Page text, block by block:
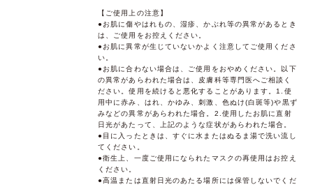
【ご使用上の注意】
●お肌に傷やはれもの、湿疹、かぶれ等の異常があるとき
は、ご使用をお控えください。
●お肌に異常が生じていないかよく注意してご使用くださ
い。
●お肌に合わない場合は、ご使用をおやめください。以下
の異常があらわれた場合は、皮膚科等専門医へご相談く
ださい。使用を続けると悪化することがあります。1.使
用中に赤み、はれ、かゆみ、刺激、色ぬけ(白斑等)や黒ず
みなどの異常があらわれた場合。2.使用したお肌に直射
日光があたって、上記のような症状があらわれた場合。
●目に入ったときは、すぐに水またはぬるま湯で洗い流し
てください。
●衛生上、一度ご使用になられたマスクの再使用はお控え
ください。
●高温または直射日光のあたる場所には保管しないでくだ